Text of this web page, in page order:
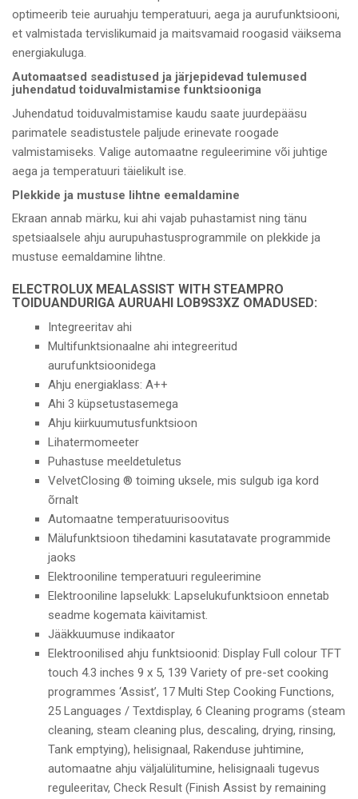
optimeerib teie auruahju temperatuuri, aega ja aurufunktsiooni,
et valmistada tervislikumaid ja maitsvamaid roogasid väiksema
energiakuluga.
Automaatsed seadistused ja järjepidevad tulemused
juhendatud toiduvalmistamise funktsiooniga
Juhendatud toiduvalmistamise kaudu saate juurdepääsu
parimatele seadistustele paljude erinevate roogade
valmistamiseks. Valige automaatne reguleerimine või juhtige
aega ja temperatuuri täielikult ise.
Plekkide ja mustuse lihtne eemaldamine
Ekraan annab märku, kui ahi vajab puhastamist ning tänu
spetsiaalsele ahju aurupuhastusprogrammile on plekkide ja
mustuse eemaldamine lihtne.
ELECTROLUX MEALASSIST WITH STEAMPRO
TOIDUANDURIGA AURUAHI LOB9S3XZ OMADUSED:
Integreeritav ahi
Multifunktsionaalne ahi integreeritud
aurufunktsioonidega
Ahju energiaklass: A++
Ahi 3 küpsetustasemega
Ahju kiirkuumutusfunktsioon
Lihatermomeeter
Puhastuse meeldetuletus
VelvetClosing ® toiming uksele, mis sulgub iga kord
õrnalt
Automaatne temperatuurisoovitus
Mälufunktsioon tihedamini kasutatavate programmide
jaoks
Elektrooniline temperatuuri reguleerimine
Elektrooniline lapselukk: Lapselukufunktsioon ennetab
seadme kogemata käivitamist.
Jääkkuumuse indikaator
Elektroonilised ahju funktsioonid: Display Full colour TFT
touch 4.3 inches 9 x 5, 139 Variety of pre-set cooking
programmes ‘Assist’, 17 Multi Step Cooking Functions,
25 Languages / Textdisplay, 6 Cleaning programs (steam
cleaning, steam cleaning plus, descaling, drying, rinsing,
Tank emptying), helisignaal, Rakenduse juhtimine,
automaatne ahju väljalülitumine, helisignaali tugevus
reguleeritav, Check Result (Finish Assist by remaining